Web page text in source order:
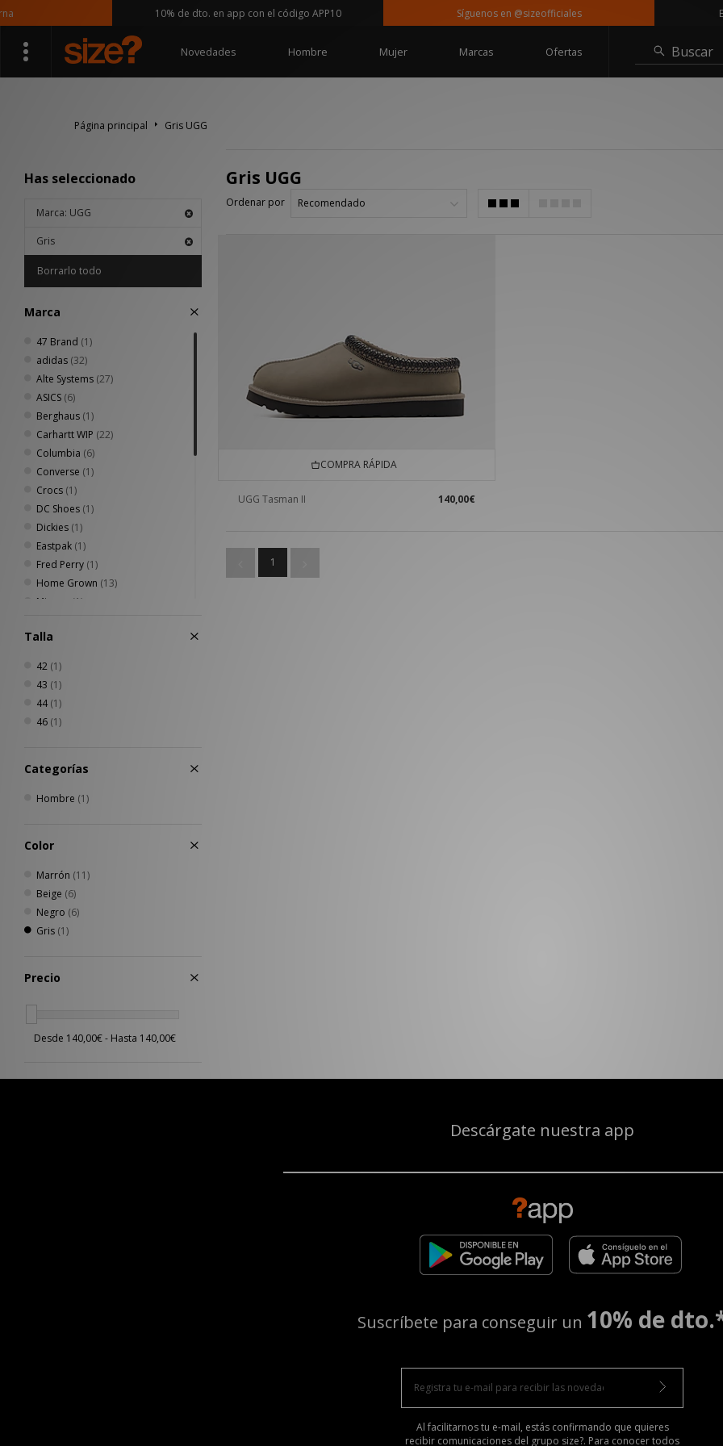
10% de dto. en app con el código APP10 Síguenos en @sizeofficiales
Novedades Hombre Mujer Marcas Ofertas Buscar
Página principal Gris UGG
Has seleccionado
Marca: UGG
Gris
Borrarlo todo
Marca
47 Brand (1)
adidas (32)
Alte Systems (27)
ASICS (6)
Berghaus (1)
Carhartt WIP (22)
Columbia (6)
Converse (1)
Crocs (1)
DC Shoes (1)
Dickies (1)
Eastpak (1)
Fred Perry (1)
Home Grown (13)
Mizuno
(1)
New Era
Nike swim
Oakley
On Running
PUMA
Salomon(10)
The North Face
UGG
Von Dutch (2)
XLARGE(7)
Talla
42 (1)
43 (1)
44(1)
46 (1)
Categorías
Hombre (1)
Color
Marrón (11)
Beige (6)
Negro (6)
Gris (1)
Precio
Gris UGG
Ordenar por
COMPRA RÁPIDA
UGG Tasman II 140,00€
1
Descárgate nuestra app
Suscríbete para conseguir un 10% de
Al facilitarnos tu e-mail, estás confirmando que quieres
recibir comunicaciones del grupo size?. Para conocer todos